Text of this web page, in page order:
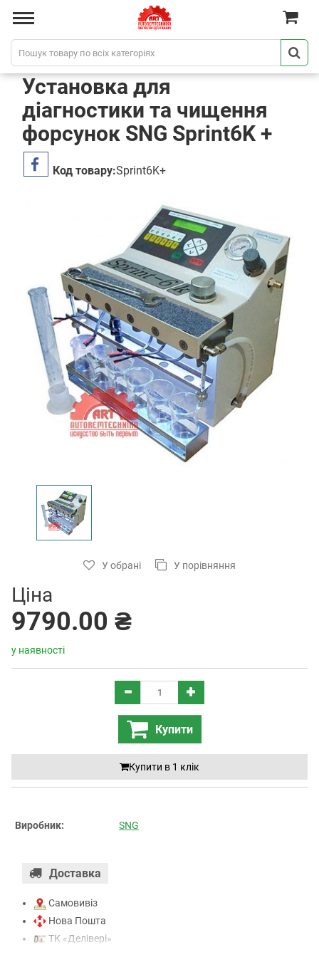
Установка для
діагностики та чищення
форсунок SNG Sprint6K +
Код товару:Sprint6K+
У обрані У порівняння
Ціна
9790.00 ₴
у наявності
Купити
Купити в 1 клiк
Виробник: SNG
Доставка
Самовивіз
Нова Пошта
ТК «Делівері»